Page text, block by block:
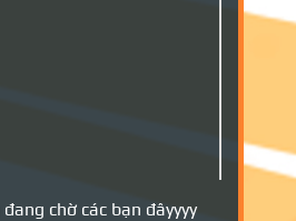
chờ các bạn đâyyyy